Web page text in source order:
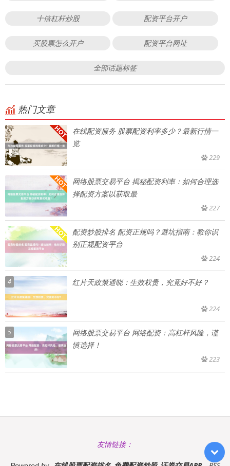
十倍杠杆炒股 配资平台开户
买股票怎么开户 配资平台网址
全部话题标签
热门文章
在线配资服务 股票配资利率多少？最新行情一
览
229
网络股票交易平台 揭秘配资利率：如何合理选
择配资方案以获取最
227
配资炒股排名 配资正规吗？避坑指南：教你识
别正规配资平台
224
4 红片天政策通晓：生效权贵，究竟好不好？
224
5
网络股票交易平台 网络配资：高杠杆风险，谨
慎选择！
223
友情链接：